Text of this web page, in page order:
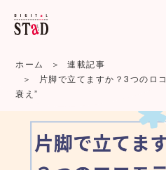
ホーム
連載記事
片脚で立てますか？3つのロ
衰え”